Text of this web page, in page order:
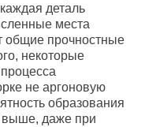
деталь
места
общие прочностные
некоторые
не аргоновую
образования
выше, даже при